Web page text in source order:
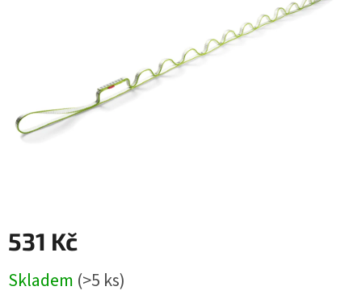
531 Kč
cena:
Skladem (>5 ks)